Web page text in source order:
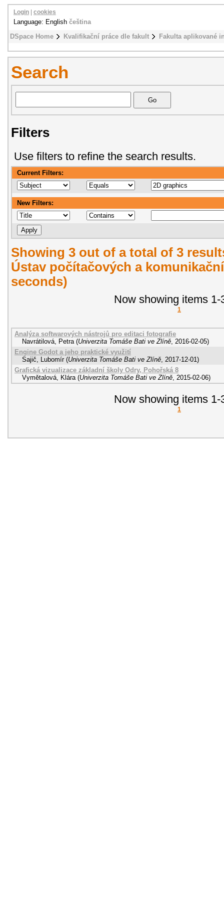
DSpace Home Kvalifikační práce dle fakult Fakulta aplikované
Login cookies
Language: English čeština
Search
Filters
Use filters to refine the search results.
Current Filters:
New Filters:
Showing 3 out of a total of 3
Ústav počítačových a
seconds)
Now showing items 1-
1
Analýza softwarových nástrojů pro editaci fotografie
Navrátilová, Petra (Univerzita Tomáše Bati ve Zlíně 2016-02-05)
Engine Godot a jeho praktické využití
Sajič, Lubomír (Univerzita Tomáše Bati ve Zlíně 2017-12-01)
Grafická vizualizace základní školy Odry, Pohořská 8
Vymětalová, Klára (Univerzita Tomáše Bati ve Zlíně 2015-02-06)
Now showing items 1-
1